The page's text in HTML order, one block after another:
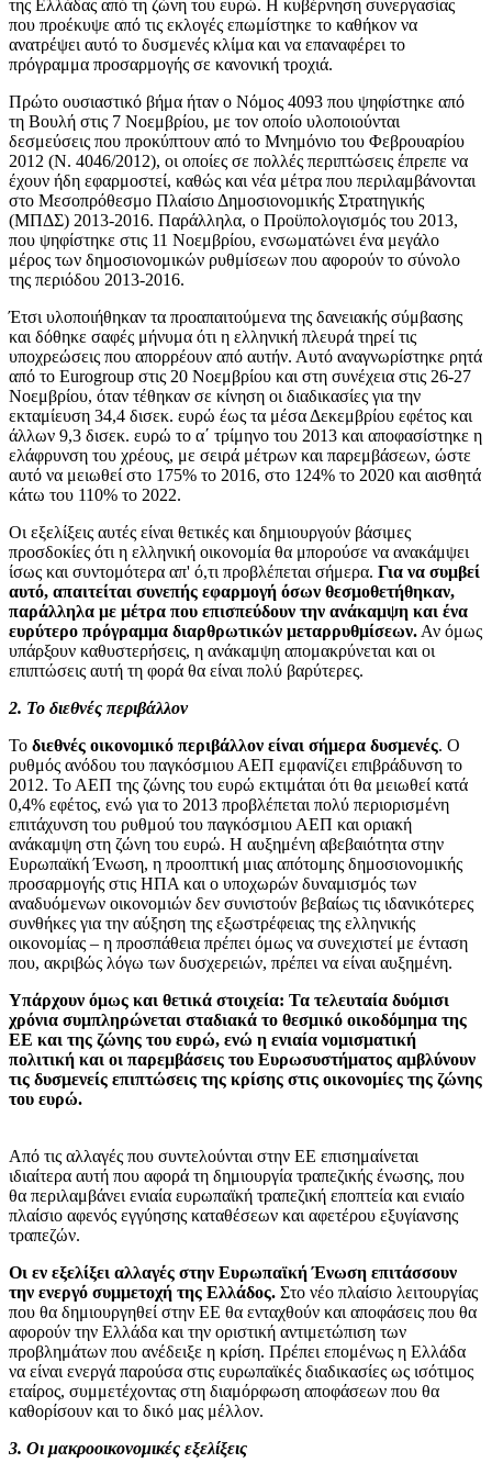
της Ελλάδας από τη ζώνη του ευρώ. Η κυβέρνηση συνεργασίας
που προέκυψε από τις εκλογές επωμίστηκε το καθήκον να
ανατρέψει αυτό το δυσμενές κλίμα και να επαναφέρει το
πρόγραμμα προσαρμογής σε κανονική τροχιά.
Πρώτο ουσιαστικό βήμα ήταν ο Νόμος 4093 που ψηφίστηκε από
τη Βουλή στις 7 Νοεμβρίου, με τον οποίο υλοποιούνται
δεσμεύσεις που προκύπτουν από το Μνημόνιο του Φεβρουαρίου
2012 (Ν. 4046/2012), οι οποίες σε πολλές περιπτώσεις έπρεπε να
έχουν ήδη εφαρμοστεί, καθώς και νέα μέτρα που περιλαμβάνονται
στο Μεσοπρόθεσμο Πλαίσιο Δημοσιονομικής Στρατηγικής
(ΜΠΔΣ) 2013-2016. Παράλληλα, ο Προϋπολογισμός του 2013,
που ψηφίστηκε στις 11 Νοεμβρίου, ενσωματώνει ένα μεγάλο
μέρος των δημοσιονομικών ρυθμίσεων που αφορούν το σύνολο
της περιόδου 2013-2016.
Έτσι υλοποιήθηκαν τα προαπαιτούμενα της δανειακής σύμβασης
και δόθηκε σαφές μήνυμα ότι η ελληνική πλευρά τηρεί τις
υποχρεώσεις που απορρέουν από αυτήν. Αυτό αναγνωρίστηκε ρητά
από το Eurogroup στις 20 Νοεμβρίου και στη συνέχεια στις 26-27
Νοεμβρίου, όταν τέθηκαν σε κίνηση οι διαδικασίες για την
εκταμίευση 34,4 δισεκ. ευρώ έως τα μέσα Δεκεμβρίου εφέτος και
άλλων 9,3 δισεκ. ευρώ το α΄ τρίμηνο του 2013 και αποφασίστηκε η
ελάφρυνση του χρέους, με σειρά μέτρων και παρεμβάσεων, ώστε
αυτό να μειωθεί στο 175% το 2016, στο 124% το 2020 και αισθητά
κάτω του 110% το 2022.
Οι εξελίξεις αυτές είναι θετικές και δημιουργούν βάσιμες
προσδοκίες ότι η ελληνική οικονομία θα μπορούσε να ανακάμψει
ίσως και συντομότερα απ' ό,τι προβλέπεται σήμερα. Για να συμβεί
αυτό, απαιτείται συνεπής εφαρμογή όσων θεσμοθετήθηκαν,
παράλληλα με μέτρα που επισπεύδουν την ανάκαμψη και ένα
ευρύτερο πρόγραμμα διαρθρωτικών μεταρρυθμίσεων. Αν όμως
υπάρξουν καθυστερήσεις, η ανάκαμψη απομακρύνεται και οι
επιπτώσεις αυτή τη φορά θα είναι πολύ βαρύτερες.
2. Το διεθνές περιβάλλον
Το διεθνές οικονομικό περιβάλλον είναι σήμερα δυσμενές. Ο
ρυθμός ανόδου του παγκόσμιου ΑΕΠ εμφανίζει επιβράδυνση το
2012. Το ΑΕΠ της ζώνης του ευρώ εκτιμάται ότι θα μειωθεί κατά
0,4% εφέτος, ενώ για το 2013 προβλέπεται πολύ περιορισμένη
επιτάχυνση του ρυθμού του παγκόσμιου ΑΕΠ και οριακή
ανάκαμψη στη ζώνη του ευρώ. Η αυξημένη αβεβαιότητα στην
Ευρωπαϊκή Ένωση, η προοπτική μιας απότομης δημοσιονομικής
προσαρμογής στις ΗΠΑ και ο υποχωρών δυναμισμός των
αναδυόμενων οικονομιών δεν συνιστούν βεβαίως τις ιδανικότερες
συνθήκες για την αύξηση της εξωστρέφειας της ελληνικής
οικονομίας – η προσπάθεια πρέπει όμως να συνεχιστεί με ένταση
που, ακριβώς λόγω των δυσχερειών, πρέπει να είναι αυξημένη.
Υπάρχουν όμως και θετικά στοιχεία: Τα τελευταία δυόμισι
χρόνια συμπληρώνεται σταδιακά το θεσμικό οικοδόμημα της
ΕΕ και της ζώνης του ευρώ, ενώ η ενιαία νομισματική
πολιτική και οι παρεμβάσεις του Ευρωσυστήματος αμβλύνουν
τις δυσμενείς επιπτώσεις της κρίσης στις οικονομίες της ζώνης
του ευρώ.
Από τις αλλαγές που συντελούνται στην ΕΕ επισημαίνεται
ιδιαίτερα αυτή που αφορά τη δημιουργία τραπεζικής ένωσης, που
θα περιλαμβάνει ενιαία ευρωπαϊκή τραπεζική εποπτεία και ενιαίο
πλαίσιο αφενός εγγύησης καταθέσεων και αφετέρου εξυγίανσης
τραπεζών.
Οι εν εξελίξει αλλαγές στην Ευρωπαϊκή Ένωση επιτάσσουν
την ενεργό συμμετοχή της Ελλάδος. Στο νέο πλαίσιο λειτουργίας
που θα δημιουργηθεί στην ΕΕ θα ενταχθούν και αποφάσεις που θα
αφορούν την Ελλάδα και την οριστική αντιμετώπιση των
προβλημάτων που ανέδειξε η κρίση. Πρέπει επομένως η Ελλάδα
να είναι ενεργά παρούσα στις ευρωπαϊκές διαδικασίες ως ισότιμος
εταίρος, συμμετέχοντας στη διαμόρφωση αποφάσεων που θα
καθορίσουν και το δικό μας μέλλον.
3. Οι μακροοικονομικές εξελίξεις